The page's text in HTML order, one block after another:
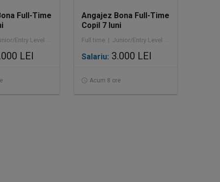
Full-Time
Full time | Junior/Entry Level | Asistență socială
LEI
Angajez Bona Full-Time
Copil 7 luni
Full time | Junior/Entry Level | Asistență socială
Salariu: 3.000 LEI
Acum 8 ore